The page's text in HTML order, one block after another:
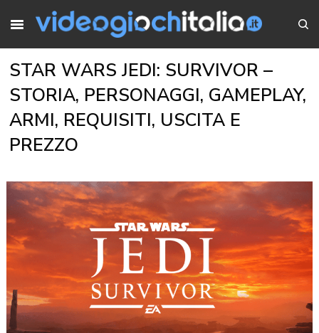
STAR WARS JEDI: SURVIVOR –
STORIA, PERSONAGGI, GAMEPLAY,
ARMI, REQUISITI, USCITA E
PREZZO